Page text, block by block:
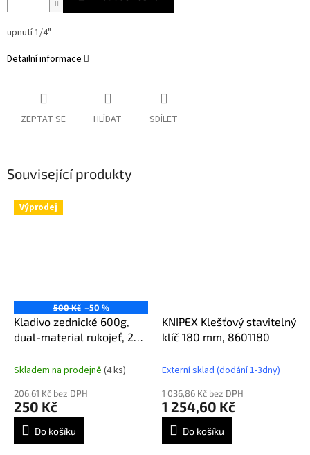
upnutí 1/4"
Detailní informace
ZEPTAT SE HLÍDAT SDÍLET
Související produkty
Výprodej
500 Kč –50 %
Kladivo zednické 600g,
dual-material rukojeť, 25-
Skladem na prodejně (4 ks)
206,61 Kč bez DPH
250 Kč
Do košíku
KNIPEX Klešťový stavitelný
klíč 180 mm, 8601180
Externí sklad (dodání 1-3dny)
1 036,86 Kč bez DPH
1 254,60 Kč
Do košíku